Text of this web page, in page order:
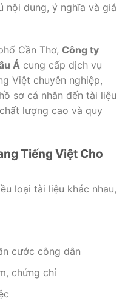
nội dung, ý nghĩa và giá
Cần Thơ, Công ty
Á cung cấp dịch vụ
Việt chuyên nghiệp,
sơ cá nhân đến tài liệu
lượng cao và quy
Tiếng Việt Cho
loại tài liệu khác nhau,
cước công dân
chứng chỉ